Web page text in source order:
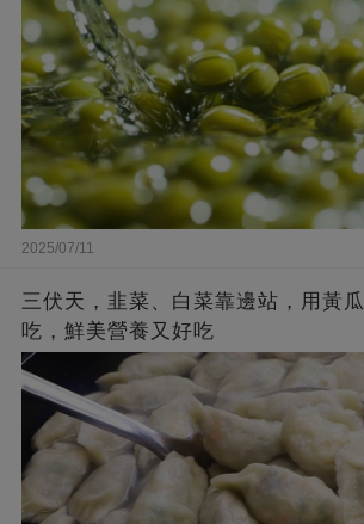
2025/07/11
三伏天，韭菜、白菜靠邊站，用黃
吃，鮮美營養又好吃